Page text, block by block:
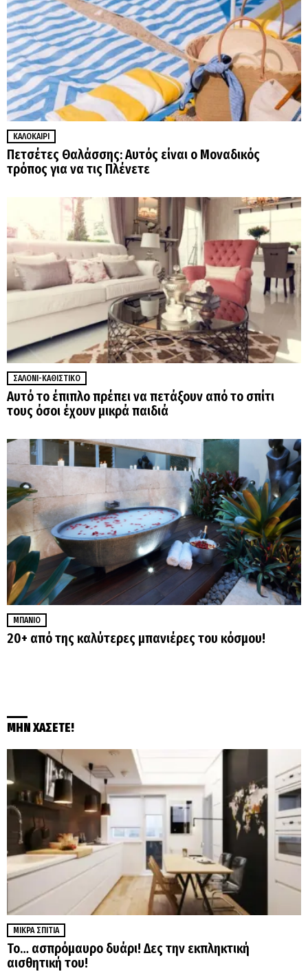
ΚΑΛΟΚΑΊΡΙ
Πετσέτες Θαλάσσης: Αυτός είναι ο Μοναδικός
τρόπος για να τις Πλένετε
ΣΑΛΌΝΙ-ΚΑΘΙΣΤΙΚΌ
Αυτό το έπιπλο πρέπει να πετάξουν από το σπίτι
τους όσοι έχουν μικρά παιδιά
ΜΠΆΝΙΟ
20+ από της καλύτερες μπανιέρες του κόσμου!
ΜΗΝ ΧΑΣΕΤΕ!
ΜΙΚΡΆ ΣΠΊΤΙΑ
Το… ασπρόμαυρο δυάρι! Δες την εκπληκτική
αισθητική του!